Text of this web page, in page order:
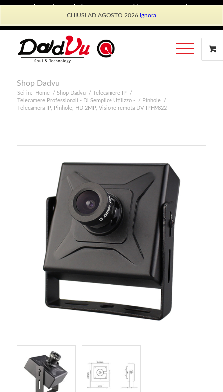
CHIUSI AD AGOSTO 2026 Ignora
Shop Dadvu
Sei in: Home / Shop Dadvu / Telecamere IP
/
Telecamere Professionali - Di Semplice Utilizzo -
/ Pinhole
/
Telecamera IP, Pinhole, HD 2MP, Visione remota DV-IPH9822